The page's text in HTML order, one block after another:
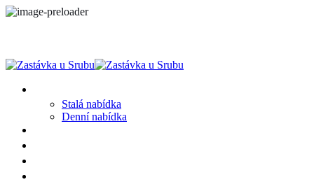
Stalá nabídka
Denní nabídka